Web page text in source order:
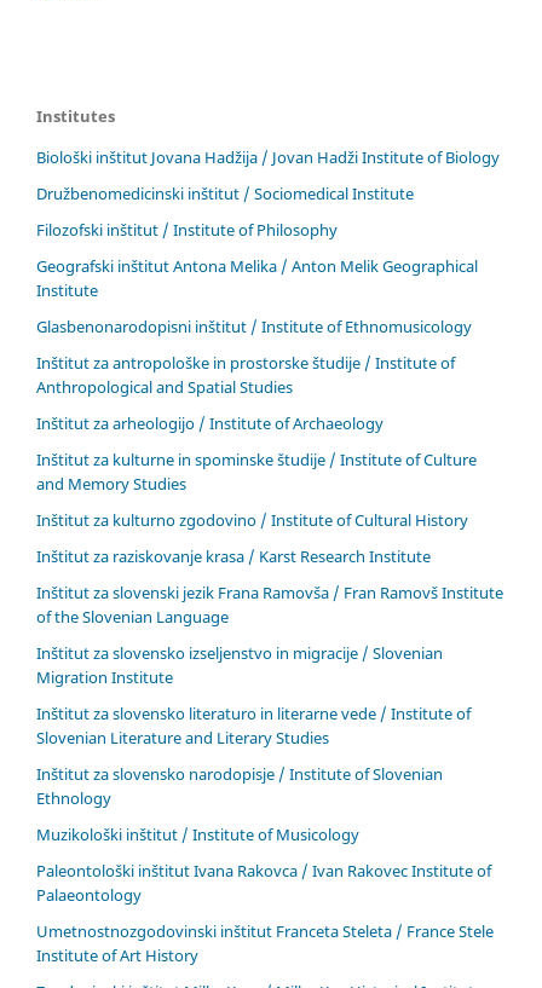
Institutes
Biološki inštitut Jovana Hadžija / Jovan Hadži Institute of Biology
Družbenomedicinski inštitut / Sociomedical Institute
Filozofski inštitut / Institute of Philosophy
Geografski inštitut Antona Melika / Anton Melik Geographical
Institute
Glasbenonarodopisni inštitut / Institute of Ethnomusicology
Inštitut za antropološke in prostorske študije / Institute of
Anthropological and Spatial Studies
Inštitut za arheologijo / Institute of Archaeology
Inštitut za kulturne in spominske študije / Institute of Culture
and Memory Studies
Inštitut za kulturno zgodovino / Institute of Cultural History
Inštitut za raziskovanje krasa / Karst Research Institute
Inštitut za slovenski jezik Frana Ramovša / Fran Ramovš Institute
of the Slovenian Language
Inštitut za slovensko izseljenstvo in migracije / Slovenian
Migration Institute
Inštitut za slovensko literaturo in literarne vede / Institute of
Slovenian Literature and Literary Studies
Inštitut za slovensko narodopisje / Institute of Slovenian
Ethnology
Muzikološki inštitut / Institute of Musicology
Paleontološki inštitut Ivana Rakovca / Ivan Rakovec Institute of
Palaeontology
Umetnostnozgodovinski inštitut Franceta Steleta / France Stele
Institute of Art History